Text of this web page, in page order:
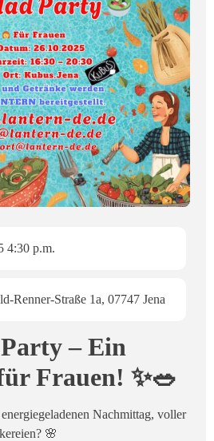
4:30 p.m.
Renner-Straße 1a, 07747 Jena
– Ein
Frauen! ✨🥗
Nachmittag, voller
🌸